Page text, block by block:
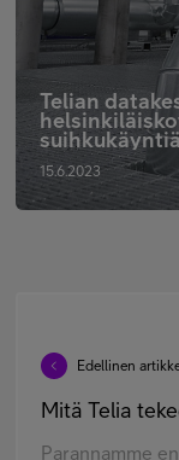
Telian
15.6.2023
Edellinen
Mitä Telia
Parannamme